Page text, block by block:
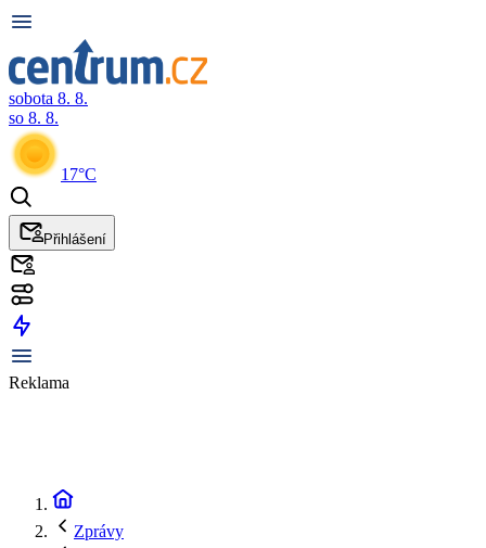
sobota 8. 8.
so 8. 8.
17°C
Přihlášení
Reklama
Zprávy